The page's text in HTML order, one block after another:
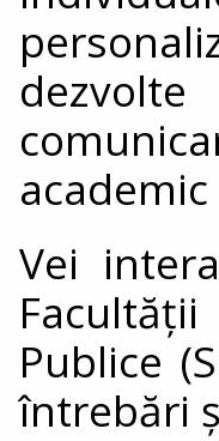
Vei
Publice
întrebări